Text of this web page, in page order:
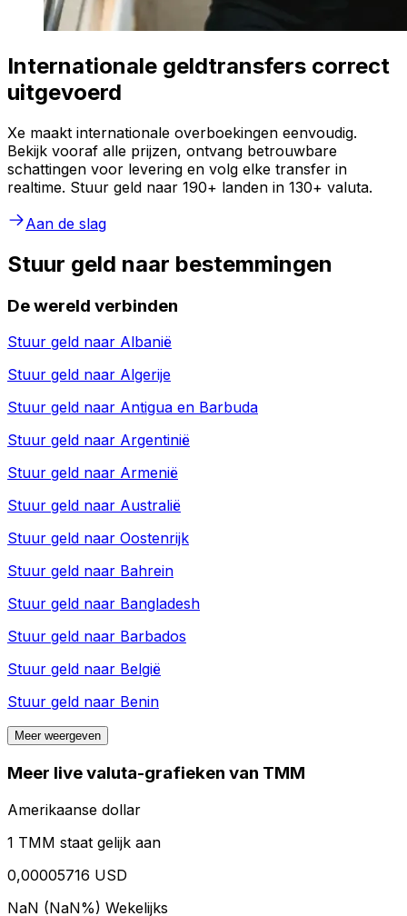
Internationale geldtransfers correct
uitgevoerd
Xe maakt internationale overboekingen eenvoudig.
Bekijk vooraf alle prijzen, ontvang betrouwbare
schattingen voor levering en volg elke transfer in
realtime. Stuur geld naar 190+ landen in 130+ valuta.
Aan de slag
Stuur geld naar bestemmingen
De wereld verbinden
Stuur geld naar Albanië
Stuur geld naar Algerije
Stuur geld naar Antigua en Barbuda
Stuur geld naar Argentinië
Stuur geld naar Armenië
Stuur geld naar Australië
Stuur geld naar Oostenrijk
Stuur geld naar Bahrein
Stuur geld naar Bangladesh
Stuur geld naar Barbados
Stuur geld naar België
Stuur geld naar Benin
Meer weergeven
Meer live valuta-grafieken van TMM
Amerikaanse dollar
1 TMM staat gelijk aan
0,00005716 USD
NaN (NaN%) Wekelijks